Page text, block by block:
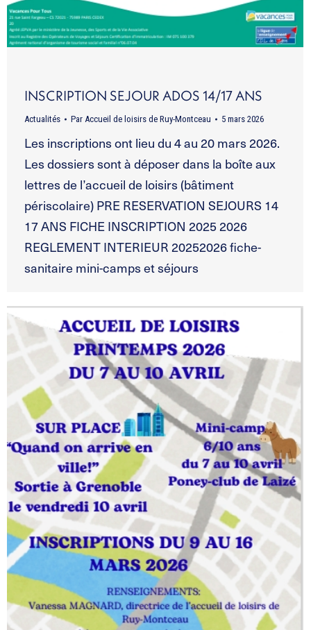
INSCRIPTION SEJOUR ADOS 14/17 ANS
Actualités Par Accueil de loisirs de Ruy-Montceau 5 mars 2026
Les inscriptions ont lieu du 4 au 20 mars 2026.
Les dossiers sont à déposer dans la boîte aux
lettres de l’accueil de loisirs (bâtiment
périscolaire) PRE RESERVATION SEJOURS 14
17 ANS FICHE INSCRIPTION 2025 2026
REGLEMENT INTERIEUR 20252026 fiche-
sanitaire mini-camps et séjours